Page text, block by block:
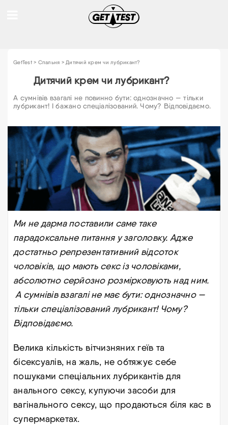
GetTest> Спальня > Дитячий крем чи лубрикант?
Дитячий крем чи лубрикант?
А сумнівів взагалі не повинно бути: однозначно — тільки
лубрикант! І бажано спеціалізований. Чому? Відповідаємо.
Ми не дарма поставили саме таке
парадоксальне питання у заголовку. Адже
достатньо репрезентативний відсоток
чоловіків, що мають секс із чоловіками,
абсолютно серйозно розмірковують над ним.
А сумнівів взагалі не має бути: однозначно —
тільки спеціалізований лубрикант! Чому?
Відповідаємо.
Велика кількість вітчизняних геїв та
бісексуалів, на жаль, не обтяжує себе
пошуками спеціальних лубрикантів для
анального сексу, купуючи засоби для
вагінального сексу, що продаються біля кас в
супермаркетах.